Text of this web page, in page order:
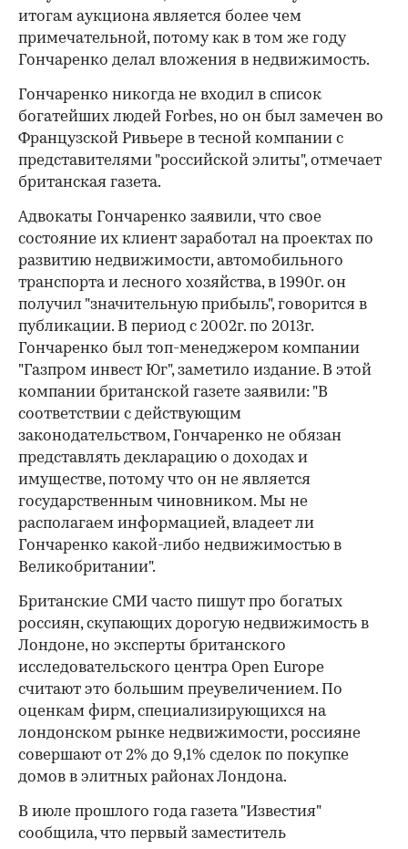
итогам аукциона является более чем
примечательной, потому как в том же году
Гончаренко делал вложения в недвижимость.
Гончаренко никогда не входил в список
богатейших людей Forbes, но он был замечен во
Французской Ривьере в тесной компании с
представителями "российской элиты", отмечает
британская газета.
Адвокаты Гончаренко заявили, что свое
состояние их клиент заработал на проектах по
развитию недвижимости, автомобильного
транспорта и лесного хозяйства, в 1990г. он
получил "значительную прибыль", говорится в
публикации. В период с 2002г. по 2013г.
Гончаренко был топ-менеджером компании
"Газпром инвест Юг", заметило издание. В этой
компании британской газете заявили: "В
соответствии с действующим
законодательством, Гончаренко не обязан
представлять декларацию о доходах и
имуществе, потому что он не является
государственным чиновником. Мы не
располагаем информацией, владеет ли
Гончаренко какой-либо недвижимостью в
Великобритании".
Британские СМИ часто пишут про богатых
россиян, скупающих дорогую недвижимость в
Лондоне, но эксперты британского
исследовательского центра Open Europe
считают это большим преувеличением. По
оценкам фирм, специализирующихся на
лондонском рынке недвижимости, россияне
совершают от 2% до 9,1% сделок по покупке
домов в элитных районах Лондона.
В июле прошлого года газета "Известия"
сообщила, что первый заместитель